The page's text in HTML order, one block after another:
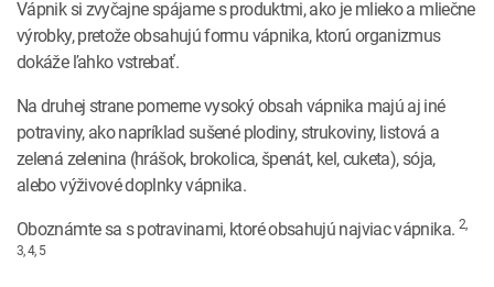
Vápnik si zvyčajne spájame s produktmi, ako je mlieko a mliečne
výrobky, pretože obsahujú formu vápnika, ktorú organizmus
dokáže ľahko vstrebať.
Na druhej strane pomerne vysoký obsah vápnika majú aj iné
potraviny, ako napríklad sušené plodiny, strukoviny, listová a
zelená zelenina (hrášok, brokolica, špenát, kel, cuketa), sója,
alebo výživové doplnky vápnika.
Oboznámte sa s potravinami, ktoré obsahujú najviac vápnika. 2,
3, 4, 5